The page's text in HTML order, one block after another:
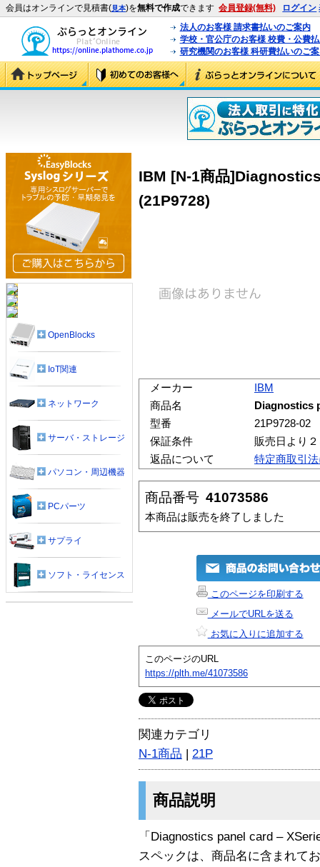
会員はオンラインで見積書(見本)を無料で作成できます 会員登録(無料) ログイン
法人のお客様 請求書払いのご案内
学校・官公庁のお客様 校費・公費
研究機関のお客様 科研費払いのご
IBM [N-1商品
(21P9728)
メーカー
IBM
商品名
Diagnostics
型番
21P9728-02
保証条件
販売日より
返品について
特定商取引
商品番号 41073586
本商品は販売を終了しました
このページを印刷する
メールでURLを送る
お気に入りに追加する
このページのURL
https://plth.me/41073586
関連カテゴリ
N-1商品 | 21P
商品説明
「Diagnostics panel card –
スペックは、商品名に含まれて
OpenBlocks
IoT関連
ネットワーク
サーバ・ストレージ
パソコン・周辺機器
PCパーツ
サプライ
ソフト・ライセンス